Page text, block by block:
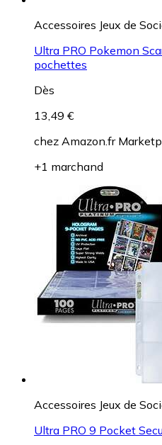
Accessoires Jeux de
Ultra PRO Pokemon
pochettes
Dès
13,49 €
chez Amazon.fr
+1 marchand
Accessoires Jeux de
Ultra PRO 9 Pocket